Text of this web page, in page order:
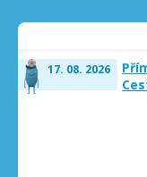
dospělých na
26. 06. 2024
17. 08. 2026